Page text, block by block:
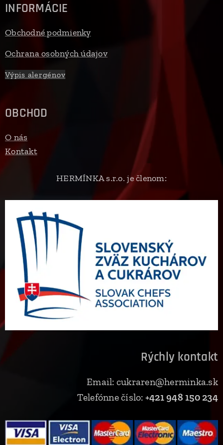
INFORMÁCIE
Obchodné podmienky
Ochrana osobných údajov
Výpis alergénov
OBCHOD
O nás
Kontakt
HERMÍNKA s.r.o. je členom:
Rýchly kontakt
Email: cukraren@herminka.sk
Telefónne číslo: +421 948 150 234